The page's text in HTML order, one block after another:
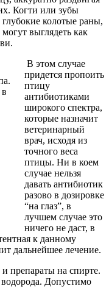
Когти или зубы
колотые раны,
выглядеть как
В этом случае
придется пропоить
птицу
антибиотиками
широкого спектра,
которые назначит
ветеринарный
врач, исходя из
точного веса
птицы. Ни в коем
случае нельзя
давать антибиотик
разово в дозировке
“на глаз”, в
лучшем случае это
ничего не даст, в
к данному
дальнейшее лечение.
препараты на спирте.
водорода. Допустимо